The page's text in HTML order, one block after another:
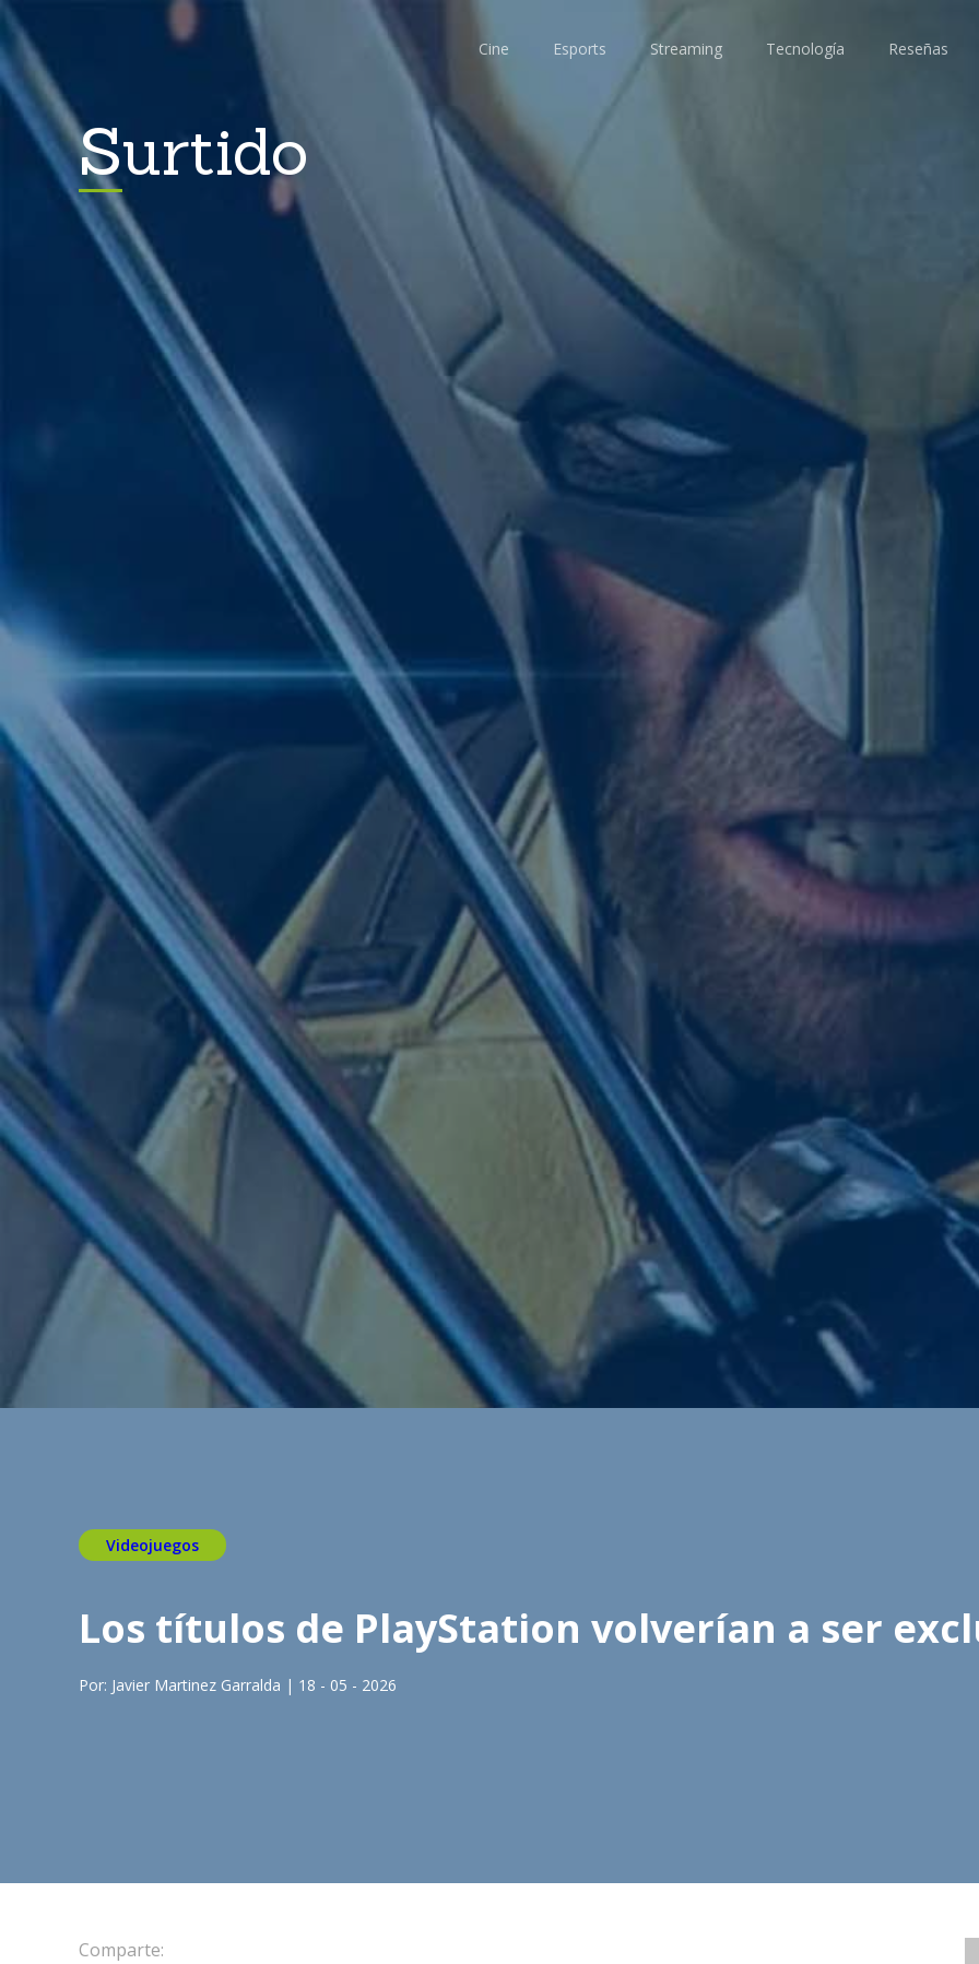
Cine Esports Streaming Tecnología Reseñas
Surtido
Videojuegos
Los títulos de PlayStation volverían a ser
Por: Javier Martinez Garralda | 18 - 05 - 2026
Comparte: